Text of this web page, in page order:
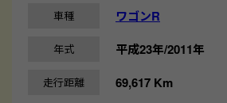
車種 ワゴンR
年式 平成23年/2011年
走行距離 69,617 Km